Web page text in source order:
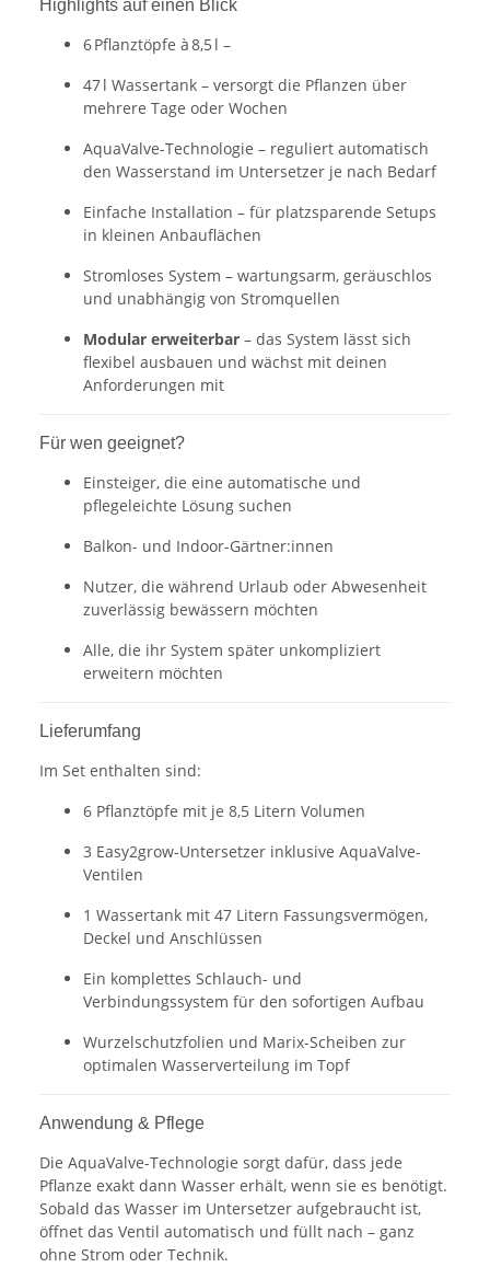
Highlights auf einen Blick
6 Pflanztöpfe à 8,5 l –
47 l Wassertank – versorgt die Pflanzen über
mehrere Tage oder Wochen
AquaValve-Technologie – reguliert automatisch
den Wasserstand im Untersetzer je nach Bedarf
Einfache Installation – für platzsparende Setups
in kleinen Anbauflächen
Stromloses System – wartungsarm, geräuschlos
und unabhängig von Stromquellen
Modular erweiterbar – das System lässt sich
flexibel ausbauen und wächst mit deinen
Anforderungen mit
Für wen geeignet?
Einsteiger, die eine automatische und
pflegeleichte Lösung suchen
Balkon- und Indoor-Gärtner:innen
Nutzer, die während Urlaub oder Abwesenheit
zuverlässig bewässern möchten
Alle, die ihr System später unkompliziert
erweitern möchten
Lieferumfang
Im Set enthalten sind:
6 Pflanztöpfe mit je 8,5 Litern Volumen
3 Easy2grow-Untersetzer inklusive AquaValve-
Ventilen
1 Wassertank mit 47 Litern Fassungsvermögen,
Deckel und Anschlüssen
Ein komplettes Schlauch- und
Verbindungssystem für den sofortigen Aufbau
Wurzelschutzfolien und Marix-Scheiben zur
optimalen Wasserverteilung im Topf
Anwendung & Pflege
Die AquaValve-Technologie sorgt dafür, dass jede
Pflanze exakt dann Wasser erhält, wenn sie es benötigt.
Sobald das Wasser im Untersetzer aufgebraucht ist,
öffnet das Ventil automatisch und füllt nach – ganz
ohne Strom oder Technik.